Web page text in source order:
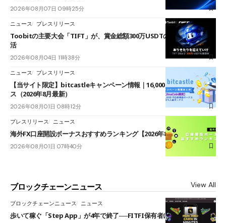
2026年08月07日 09時25分
ニュース プレスリリース
Toobitの主要大会「TIFT」が、賞金総額300万USDTのレースとして復
活
2026年08月04日 11時38分
ニュース プレスリリース
【当サイト限定】bitcastleキャンペーン情報｜16,000円口座開設ボーナ
ス（2026年8月最新）
2026年08月01日 08時12分
プレスリリース ニュース
海外FX口座開設ボーナスおすすめランキング【2026年8月最新】
2026年08月01日 07時40分
ブロックチェーンニュース View All
ブロックチェーンニュース ニュース
歩いて稼ぐ「Step App」が4年で終了──FITFI保有者に対応呼びかけ